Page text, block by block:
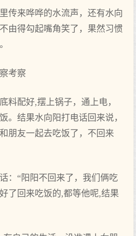
传来哗哗的水流声，还有水向
由得勾起嘴角笑了，果然习惯
考察
料配好,摆上锅子，通上电，
。结果水向阳打电话回来说，
朋友一起去吃饭了，不回来
：“阳阳不回来了，我们俩吃
了回来吃饭的,都等他呢,结果